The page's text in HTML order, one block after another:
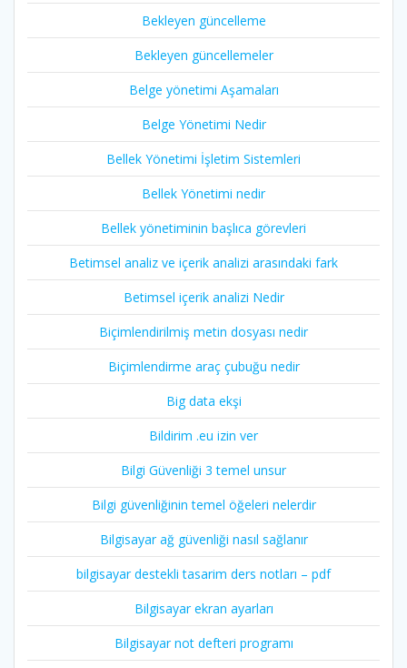
Bekleyen güncelleme
Bekleyen güncellemeler
Belge yönetimi Aşamaları
Belge Yönetimi Nedir
Bellek Yönetimi İşletim Sistemleri
Bellek Yönetimi nedir
Bellek yönetiminin başlıca görevleri
Betimsel analiz ve içerik analizi arasındaki fark
Betimsel içerik analizi Nedir
Biçimlendirilmiş metin dosyası nedir
Biçimlendirme araç çubuğu nedir
Big data ekşi
Bildirim .eu izin ver
Bilgi Güvenliği 3 temel unsur
Bilgi güvenliğinin temel öğeleri nelerdir
Bilgisayar ağ güvenliği nasıl sağlanır
bilgisayar destekli tasarim ders notları – pdf
Bilgisayar ekran ayarları
Bilgisayar not defteri programı